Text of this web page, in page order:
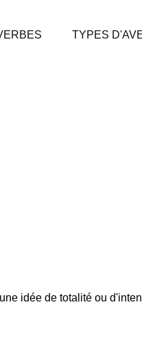
TYPES
idée de totalité ou